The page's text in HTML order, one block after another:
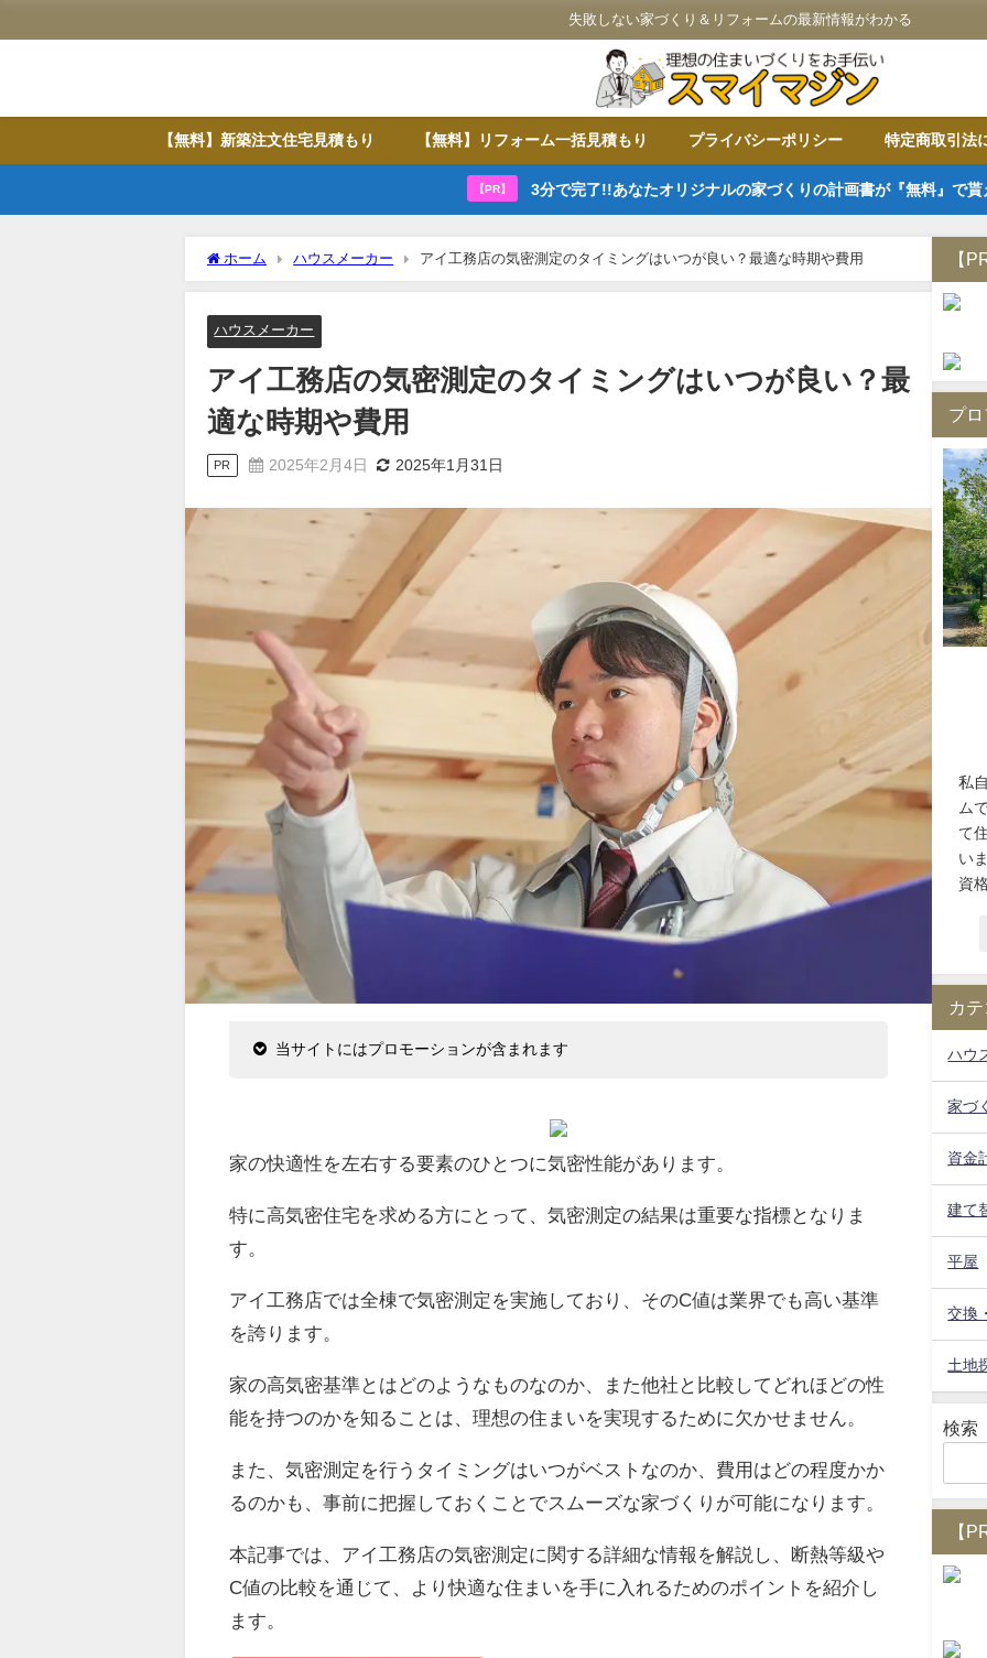
失敗しない家づくり＆リフォームの最新情報がわかる
【無料】新築注文住宅見積もり 【無料】リフォーム一括見積もり プライバシーポリシー 特定商取引法
【PR】 3分で完了!!あなたオリジナルの家づくりの計画書が『無料』で貰
ホーム ハウスメーカー アイ工務店の気密測定のタイミングはいつが良い？最適な時期や費用
ハウスメーカー
アイ工務店の気密測定のタイミングはいつが良い？最
適な時期や費用
PR 2025年2月4日 2025年1月31日
当サイトにはプロモーションが含まれます
家の快適性を左右する要素のひとつに気密性能があります。
特に高気密住宅を求める方にとって、気密測定の結果は重要な指標となりま
す。
アイ工務店では全棟で気密測定を実施しており、そのC値は業界でも高い基準
を誇ります。
家の高気密基準とはどのようなものなのか、また他社と比較してどれほどの性
能を持つのかを知ることは、理想の住まいを実現するために欠かせません。
また、気密測定を行うタイミングはいつがベストなのか、費用はどの程度かか
るのかも、事前に把握しておくことでスムーズな家づくりが可能になります。
本記事では、アイ工務店の気密測定に関する詳細な情報を解説し、断熱等級や
C値の比較を通じて、より快適な住まいを手に入れるためのポイントを紹介し
ます。
【
プ
私
ム
て
い
資
カ
ハウ
家づ
資金
建て
平屋
交換
土地
検索
【